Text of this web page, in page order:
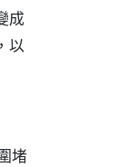
成
以
堵